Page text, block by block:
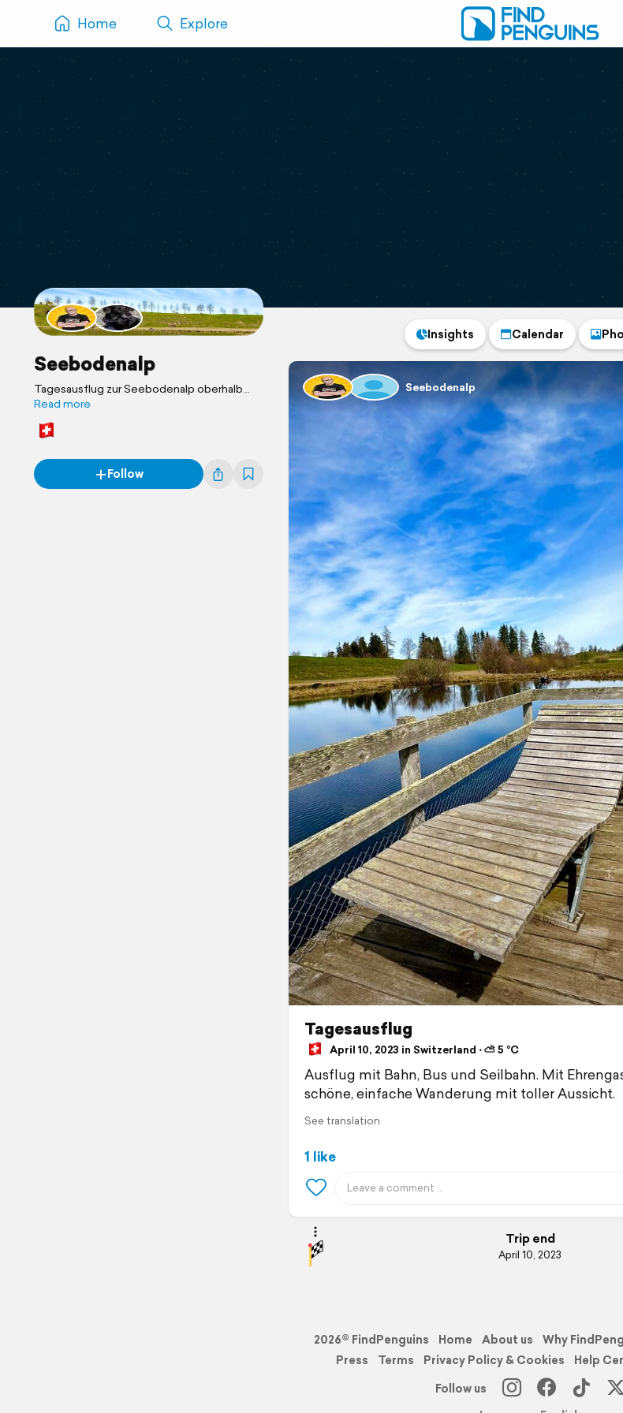
Home Explore
Seebodenalp
Tagesausflug zur Seebodenalp oberhalb
Küsnacht
Read more
Follow
Insights Calendar
Seebodenalp
Tagesausflug
April 10, 2023 in Switzerland ⋅ ⛅ 5 °C
Ausflug mit Bahn, Bus und Seilbahn. Mit
schöne, einfache Wanderung mit toller Aussicht.
See translation
1 like
Trip end
April 10, 2023
2026© FindPenguins Home About us Why
Press
Terms Privacy Policy & Cookies Help
Follow us